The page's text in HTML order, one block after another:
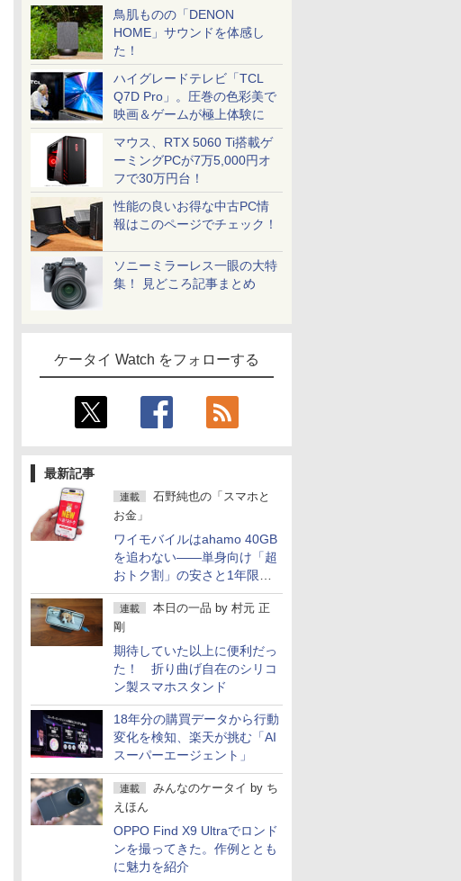
鳥肌ものの「DENON
HOME」サウンドを体感し
た！
ハイグレードテレビ「TCL
Q7D Pro」。圧巻の色彩美で
映画＆ゲームが極上体験に
マウス、RTX 5060 Ti搭載ゲ
ーミングPCが7万5,000円オ
フで30万円台！
性能の良いお得な中古PC情
報はこのページでチェック！
ソニーミラーレス一眼の大特
集！ 見どころ記事まとめ
ケータイ Watch をフォローする
最新記事
連載
石野純也の「スマホと
お金」
ワイモバイルはahamo 40GB
を追わない――単身向け「超
おトク割」の安さと1年限定
の注意点
連載 本日の一品 by 村元 正
剛
期待していた以上に便利だっ
た！ 折り曲げ自在のシリコ
ン製スマホスタンド
18年分の購買データから行動
変化を検知、楽天が挑む「AI
スーパーエージェント」
連載 みんなのケータイ by ち
えほん
OPPO Find X9 Ultraでロンド
ンを撮ってきた。作例ととも
に魅力を紹介